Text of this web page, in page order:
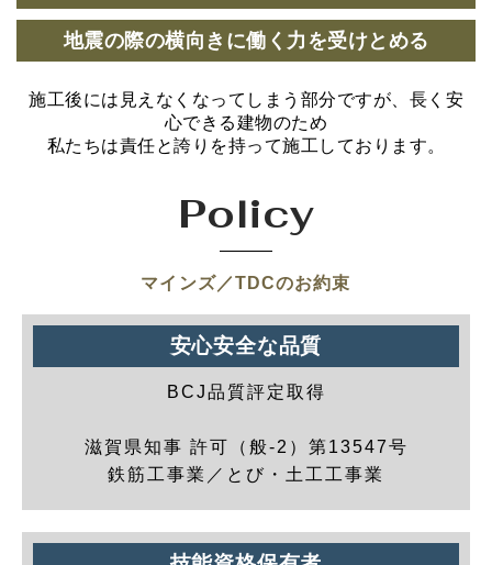
地震の際の横向きに働く力を受けとめる
施工後には見えなくなってしまう部分ですが、長く安
心できる建物のため
私たちは責任と誇りを持って施工しております。
Policy
マインズ／TDCのお約束
安心安全な品質
BCJ品質評定取得
滋賀県知事 許可（般-2）第13547号
鉄筋工事業／とび・土工工事業